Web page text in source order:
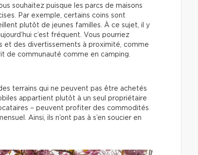
souhaitez puisque les parcs de maisons
Par exemple, certains coins sont
plutôt de jeunes familles. À ce sujet, il y
c’est fréquent. Vous pourriez
et des divertissements à proximité, comme
de communauté comme en camping.
terrains qui ne peuvent pas être achetés
appartient plutôt à un seul propriétaire
– peuvent profiter des commodités
Ainsi, ils n’ont pas à s’en soucier en